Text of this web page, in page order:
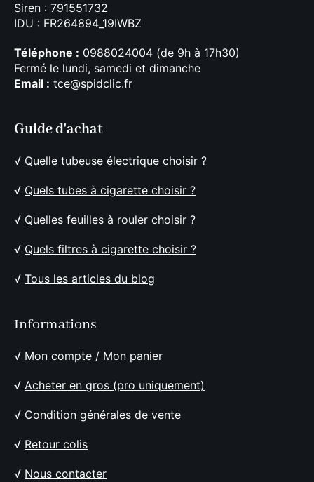
Siren : 791551732
IDU : FR264894_19IWBZ
Téléphone : 0988024004 (de 9h à 17h30)
Fermé le lundi, samedi et dimanche
Email : tce@spidclic.fr
Guide d'achat
√ Quelle tubeuse électrique choisir ?
√ Quels tubes à cigarette choisir ?
√ Quelles feuilles à rouler choisir ?
√ Quels filtres à cigarette choisir ?
√ Tous les articles du blog
Informations
√ Mon compte / Mon panier
√ Acheter en gros (pro uniquement)
√ Condition générales de vente
√ Retour colis
√ Nous contacter